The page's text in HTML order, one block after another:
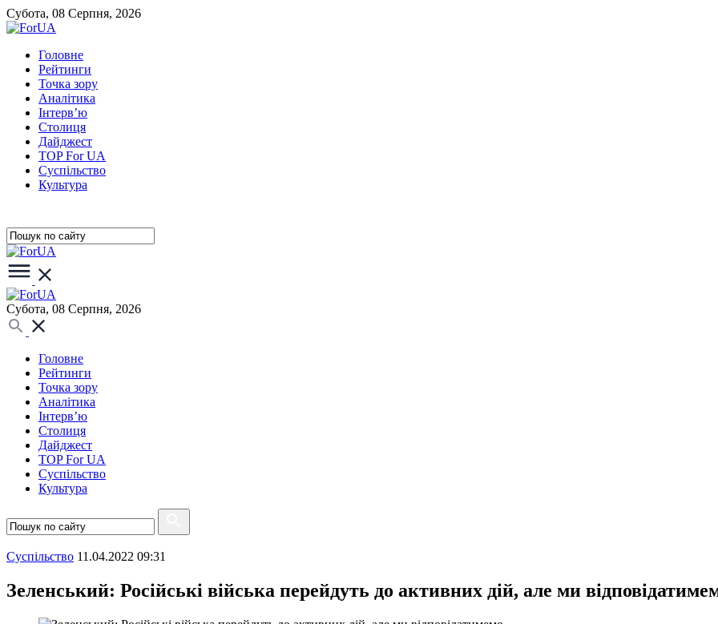
Субота, 08 Серпня, 2026
Головне
Рейтинги
Точка зору
Аналітика
Інтерв’ю
Столиця
Дайджест
TOP For UA
Суспiльство
Культура
Субота, 08 Серпня, 2026
Головне
Рейтинги
Точка зору
Аналітика
Інтерв’ю
Столиця
Дайджест
TOP For UA
Суспiльство
Культура
Суспiльство 11.04.2022 09:31
Зеленський: Російські війська перейдуть до активних дій, але ми